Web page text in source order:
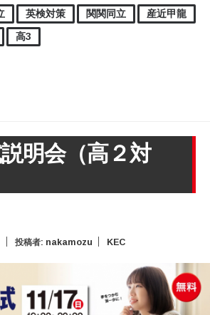
英検対策 関関同立
産近甲龍
高3
明会（高２対
投稿者: nakamozu KEC